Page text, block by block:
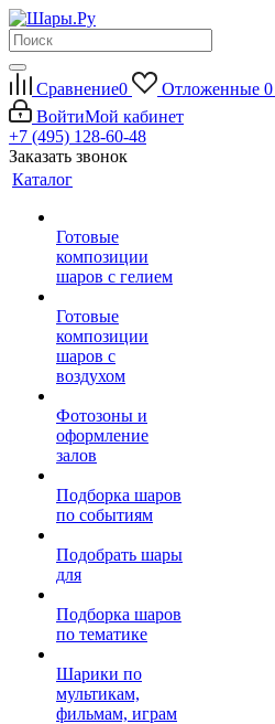
Сравнение0 Отложенные 0
ВойтиМой кабинет
+7 (495) 128-60-48
Заказать звонок
Каталог
Готовые
композиции
шаров с гелием
Готовые
композиции
шаров с
воздухом
Фотозоны и
оформление
залов
Подборка шаров
по событиям
Подобрать шары
для
Подборка шаров
по тематике
Шарики по
мультикам,
фильмам, играм